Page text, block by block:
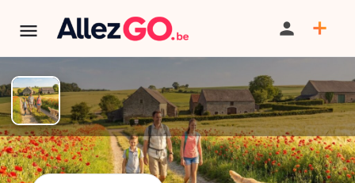
Marche ADEPS à TOURNAI